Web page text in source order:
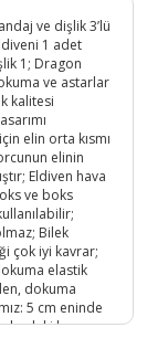
ve dişlik 3’lü
1 adet
1; Dragon
ve astarlar
kalitesi
elin orta kısmı
elinin
Eldiven hava
ve boks
Bilek
çok iyi kavrar;
elastik
dokuma
5 cm eninde
kan